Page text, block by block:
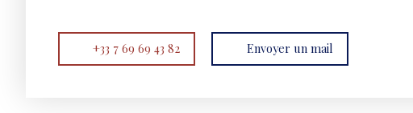
+33 7 69 69 43 82 Envoyer un mail